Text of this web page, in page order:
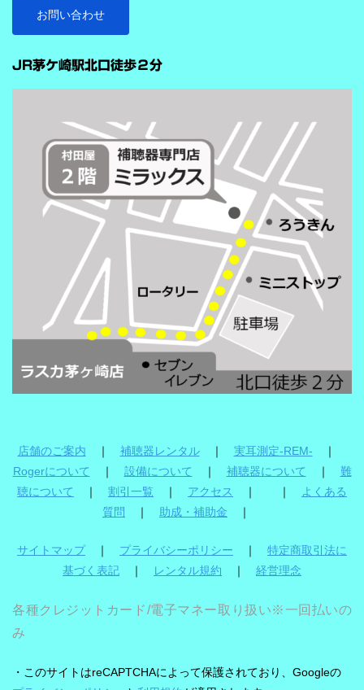
ストをつけることで、より聞き取りを助ける会話学習を利用した
雑音抑制機能です。※9クラスのみ搭載 重要なのは、この機能
が“周囲の音を全部
お問い合わせ
JR茅ケ崎駅北口徒歩２分
店舗のご案内 ｜ 補聴器レンタル｜ 実耳測定-REM- ｜
Rogerについて ｜ 設備について ｜ 補聴器について ｜ 難
聴について
｜ 割引一覧 ｜ アクセス ｜ ｜
よくある
質問
｜ 助成・補助金 ｜
サイトマップ｜ プライバシーポリシー ｜ 特定商取引法に
基づく表記 ｜ レンタル規約 ｜ 経営理念
各種クレジットカード/電子マネー取り扱い※一回払いの
み
・このサイトはreCAPTCHAによって保護されており、Googleの